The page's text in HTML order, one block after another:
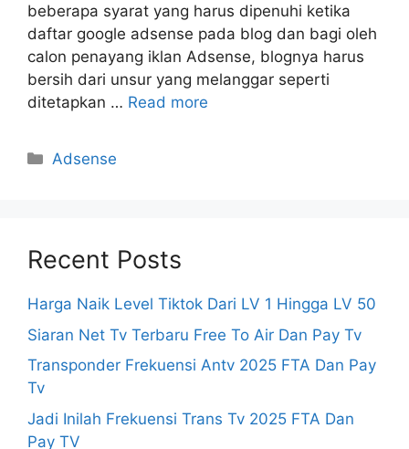
beberapa syarat yang harus dipenuhi ketika
daftar google adsense pada blog dan bagi oleh
calon penayang iklan Adsense, blognya harus
bersih dari unsur yang melanggar seperti
ditetapkan … Read more
Categories
Adsense
Recent Posts
Harga Naik Level Tiktok Dari LV 1 Hingga LV 50
Siaran Net Tv Terbaru Free To Air Dan Pay Tv
Transponder Frekuensi Antv 2025 FTA Dan Pay
Tv
Jadi Inilah Frekuensi Trans Tv 2025 FTA Dan
Pay TV